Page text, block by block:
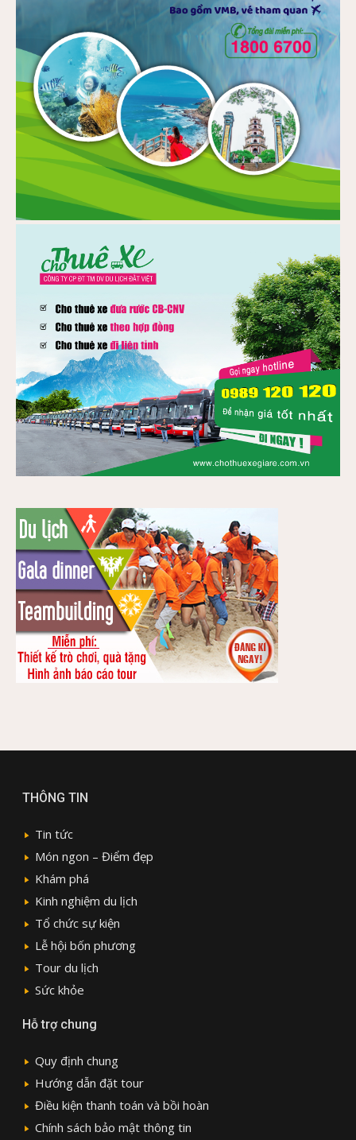
THÔNG TIN
Tin tức
Món ngon – Điểm đẹp
Khám phá
Kinh nghiệm du lịch
Tổ chức sự kiện
Lễ hội bốn phương
Tour du lịch
Sức khỏe
Hỗ trợ chung
Quy định chung
Hướng dẫn đặt tour
Điều kiện thanh toán và bồi hoàn
Chính sách bảo mật thông tin